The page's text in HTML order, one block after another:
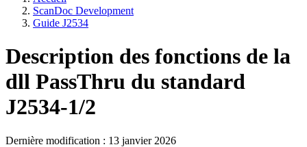
ScanDoc Development
Guide J2534
Description des fonctions de la
dll PassThru du standard
J2534-1/2
Dernière modification : 13 janvier 2026